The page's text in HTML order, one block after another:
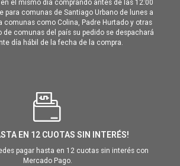
el mismo día comprando antes de las 12:00
para comunas de Santiago Urbano de lunes a
comunas como Colina, Padre Hurtado y otras
de comunas del país su pedido se despachará
día hábil de la fecha de la compra.
EN 12 CUOTAS SIN INTERÉS!
pagar hasta en 12 cuotas sin interés con
Mercado Pago.